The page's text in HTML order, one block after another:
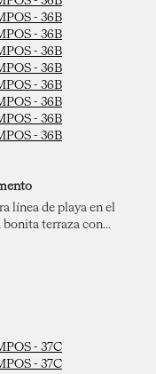
línea de playa en el
terraza con...